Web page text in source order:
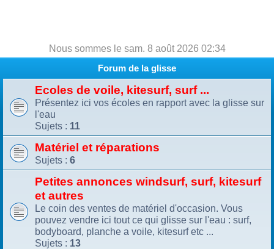
Nous sommes le sam. 8 août 2026 02:34
Forum de la glisse
Ecoles de voile, kitesurf, surf ...
Présentez ici vos écoles en rapport avec la glisse sur
l'eau
Sujets : 11
Matériel et réparations
Sujets : 6
Petites annonces windsurf, surf, kitesurf
et autres
Le coin des ventes de matériel d'occasion. Vous
pouvez vendre ici tout ce qui glisse sur l'eau : surf,
bodyboard, planche a voile, kitesurf etc ...
Sujets : 13